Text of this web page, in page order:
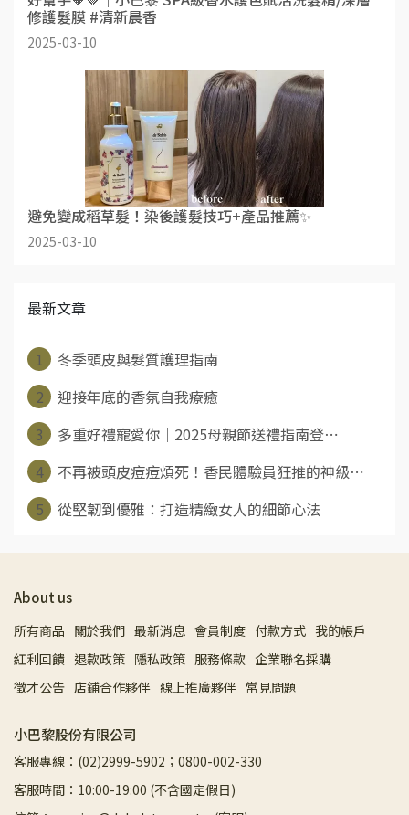
修護髮膜 #清新晨香
2025-03-10
避免變成稻草髮！染後護髮技巧+產品推薦✨
2025-03-10
最新文章
1
冬季頭皮與髮質護理指南
2
迎接年底的香氛自我療癒
3
多重好禮寵愛你｜2025母親節送禮指南登⋯
4
不再被頭皮痘痘煩死！香民體驗員狂推的神級⋯
5
從堅韌到優雅：打造精緻女人的細節心法
About us
所有商品 關於我們 最新消息 會員制度 付款方式 我的帳戶
紅利回饋 退款政策 隱私政策 服務條款 企業聯名採購
徵才公告 店鋪合作夥伴 線上推廣夥伴 常見問題
小巴黎股份有限公司
客服專線：(02)2999-5902；0800-002-330
客服時間：10:00-19:00 (不含國定假日)